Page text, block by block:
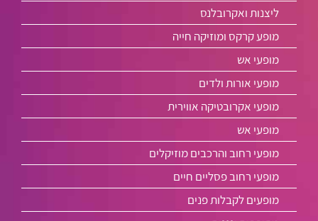
ליצנות ואקרובלנס
מופע קרקס ומוזיקה חייה
מופעי אש
מופעי אורות ולדים
מופעי אקרובטיקה אווירית
מופעי אש
מופעי רחוב והרכבים מוזיקלים
מופעי רחוב פסליים חיים
מופעים לקבלות פנים